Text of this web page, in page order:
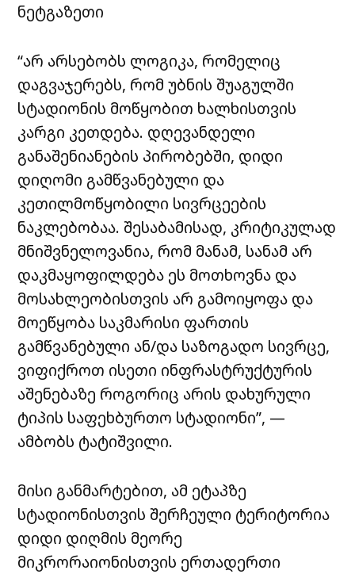
ნეტგაზეთი
“არ არსებობს ლოგიკა, რომელიც
დაგვაჯერებს, რომ უბნის შუაგულში
სტადიონის მოწყობით ხალხისთვის
კარგი კეთდება. დღევანდელი
განაშენიანების პირობებში, დიდი
დიღომი გამწვანებული და
კეთილმოწყობილი სივრცეების
ნაკლებობაა. შესაბამისად, კრიტიკულად
მნიშვნელოვანია, რომ მანამ, სანამ არ
დაკმაყოფილდება ეს მოთხოვნა და
მოსახლეობისთვის არ გამოიყოფა და
მოეწყობა საკმარისი ფართის
გამწვანებული ან/და საზოგადო სივრცე,
ვიფიქროთ ისეთი ინფრასტრუქტურის
აშენებაზე როგორიც არის დახურული
ტიპის საფეხბურთო სტადიონი”, —
ამბობს ტატიშვილი.
მისი განმარტებით, ამ ეტაპზე
სტადიონისთვის შერჩეული ტერიტორია
დიდი დიღმის მეორე
მიკრორაიონისთვის ერთადერთი